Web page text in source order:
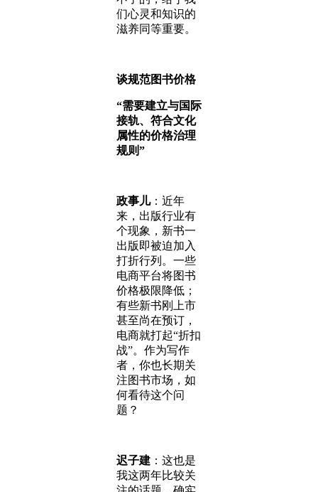
们心灵和知识的
滋养同等重要。
谈规范图书价格
“需要建立与国际
接轨、符合文化
属性的价格治理
规则”
政事儿：近年
来，出版行业有
个现象，新书一
出版即被迫加入
打折行列。一些
电商平台将图书
价格极限降低；
有些新书刚上市
甚至尚在预订，
电商就打起“折扣
战”。作为写作
者，你也长期关
注图书市场，如
何看待这个问
题？
迟子建 ：这也是
我这两年比较关